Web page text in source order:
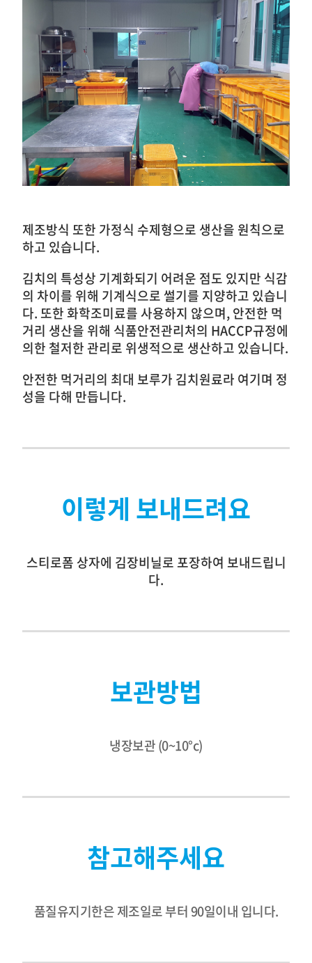
제조방식 또한 가정식 수제형으로 생산을 원칙으로
하고 있습니다.
김치의 특성상 기계화되기 어려운 점도 있지만 식감
의 차이를 위해 기계식으로 썰기를 지양하고 있습니
다. 또한 화학조미료를 사용하지 않으며, 안전한 먹
거리 생산을 위해 식품안전관리처의 HACCP규정에
의한 철저한 관리로 위생적으로 생산하고 있습니다.
안전한 먹거리의 최대 보루가 김치원료라 여기며 정
성을 다해 만듭니다.
이렇게 보내드려요
스티로폼 상자에 김장비닐로 포장하여 보내드립니
다.
보관방법
냉장보관 (0~10°c)
참고해주세요
품질유지기한은 제조일로 부터 90일이내 입니다.